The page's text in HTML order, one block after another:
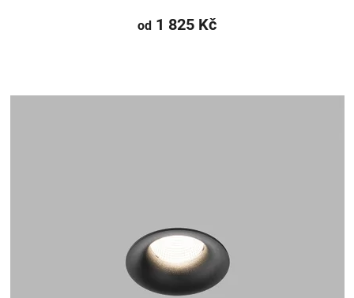
od 1 825 Kč